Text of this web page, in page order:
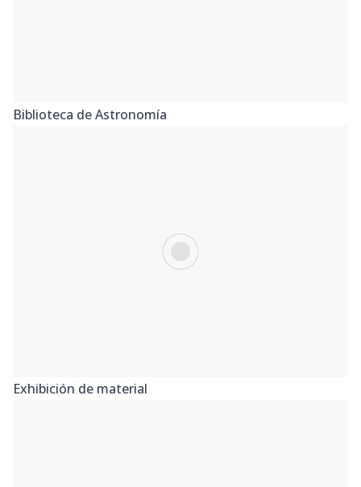
Biblioteca de Astronomía
Exhibición de material